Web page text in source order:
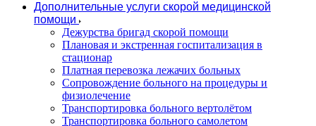
Дополнительные услуги скорой медицинской
помощи
Дежурства бригад скорой помощи
Плановая и экстренная госпитализация в
стационар
Платная перевозка лежачих больных
Сопровождение больного на процедуры и
физиолечение
Транспортировка больного вертолётом
Транспортировка больного самолетом